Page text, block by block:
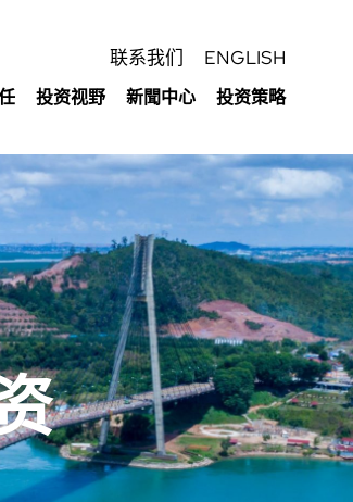
联系我们 ENGLISH
投资视野 新聞中心 投资策略